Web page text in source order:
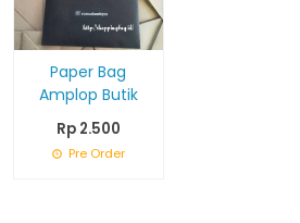
Paper Bag
Amplop Butik
Rp 2.500
Pre Order